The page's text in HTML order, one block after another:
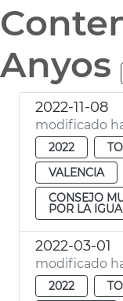
Anyos
2022-11-08
modificado
2022
VALENCIA
CONSEJO
POR LA
2022-03-01
modificado
2022